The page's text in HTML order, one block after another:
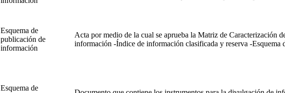
Esquema de
publicación de
información
Acta por medio de la cual se aprueba la Matriz de
información -Índice de información clasificada y reserva -Esquema
Esquema de